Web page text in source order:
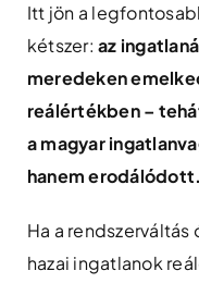
Itt jön a
kétszer:az
meredeken
reálértékben –
a magyar
hanem erodálódott.
Ha a rendszerváltás
hazai ingatlanok